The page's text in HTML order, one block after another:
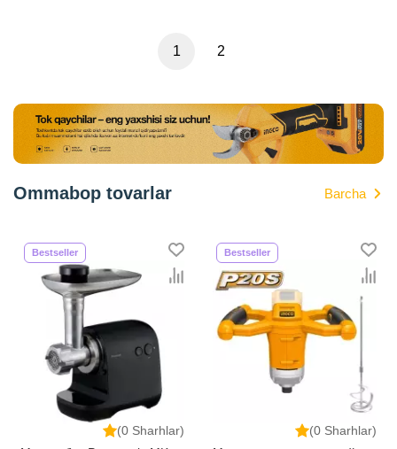
1 2
Ommabop tovarlar Barcha
(0 Sharhlar)
Bestseller
(0 Sharhlar)
Bestseller